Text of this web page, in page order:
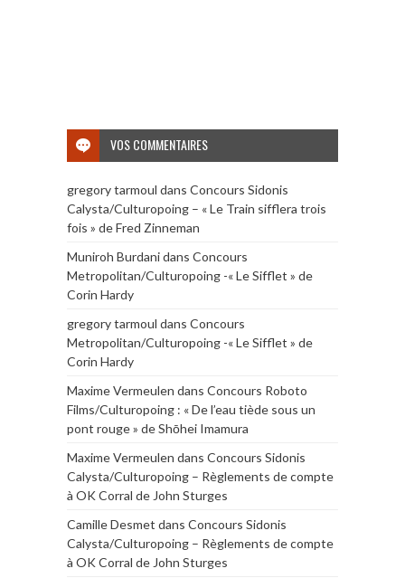
VOS COMMENTAIRES
gregory tarmoul dans Concours Sidonis
Calysta/Culturopoing – « Le Train sifflera trois
fois » de Fred Zinneman
Muniroh Burdanidans Concours
Metropolitan/Culturopoing -« Le Sifflet » de
Corin Hardy
gregory tarmoul dans Concours
Metropolitan/Culturopoing -« Le Sifflet » de
Corin Hardy
Maxime Vermeulen dans Concours Roboto
Films/Culturopoing : « De l’eau tiède sous un
pont rouge » de Shōhei Imamura
Maxime Vermeulen dans Concours Sidonis
Calysta/Culturopoing – Règlements de compte
à OK Corral de John Sturges
Camille Desmet dans Concours Sidonis
Calysta/Culturopoing – Règlements de compte
à OK Corral de John Sturges